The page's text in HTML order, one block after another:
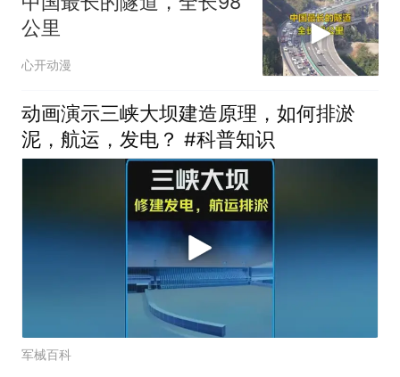
公里
心开动漫
动画演示三峡大坝建造原理，如何排淤
泥，航运，发电？ #科普知识
军械百科